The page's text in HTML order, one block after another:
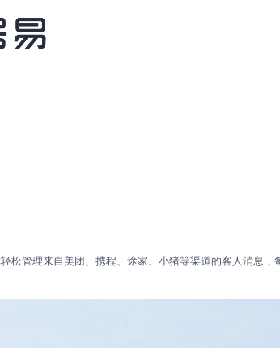
松管理来自美团、携程、途家、小猪等渠道的客人消息，